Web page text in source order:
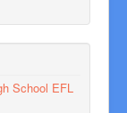
School EFL